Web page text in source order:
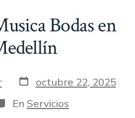
Bodas en
Fecha
de
publicación
octubre 22, 2025
En Servicios